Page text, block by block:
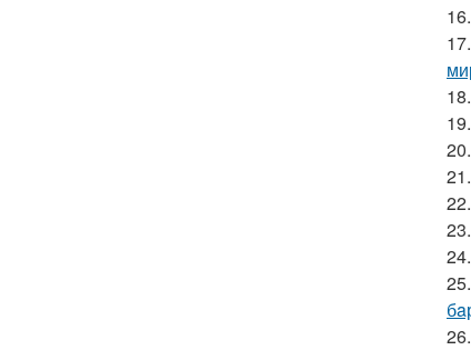
16.
17.
18.
19.
20.
21.
22.
23.
24.
25.
26.